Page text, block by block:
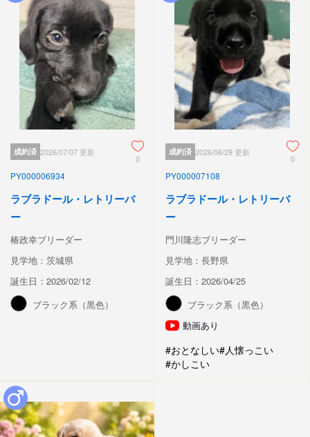
成約済 2026/07/07 更新
0
PY000006934
ラブラドール・レトリーバ
ー
椿政幸ブリーダー
見学地：茨城県
誕生日：2026/02/12
ブラック系（黒色）
成約済 2026/06/29 更新
0
PY000007108
ラブラドール・レトリーバ
ー
門川隆志ブリーダー
見学地：長野県
誕生日：2026/04/25
ブラック系（黒色）
動画あり
#おとなしい#人懐っこい
#かしこい